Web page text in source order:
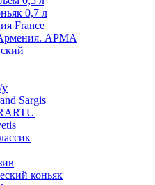
0,7 л
France
АРМА
Sargis
коньяк